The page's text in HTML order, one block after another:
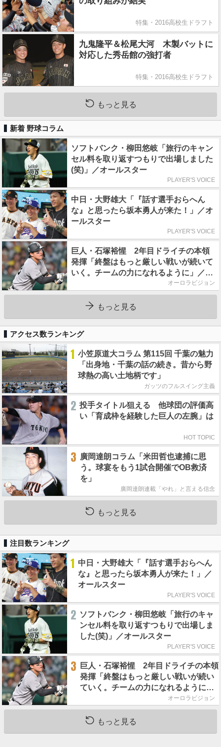
特集・2016高校生ドラフト
九鬼隆平＆松尾大河 木製バットに
対応した秀岳館の強打者
特集・2016高校生ドラフト
もっと見る
新着 野球コラム
ソフトバンク・柳田悠岐「旅行のキャン
セル料を取り返すつもりで出場しました
(笑)」／オールスター
PLAYER'S VOICE
中日・大野雄大「『話す選手おらへん
な』と思ったら坂本勇人が来た！」／オ
ールスター
PLAYER'S VOICE
巨人・石塚裕惺 2年目ドライチの本領
発揮「終盤はもっと厳しい戦いが続いて
いく。チームの力になれるように」／後
オーロラビジョン
もっと見る
アクセス数ランキング
1 小笠原道大コラム 第115回 千葉の魅力
「出身地・千葉の話の続き。昔から野
球熱の高い土地柄です」
ガッツのフルスイング主義
2 投手タイトル狙える 他球団の評価高
い「育成枠を経験した巨人の左腕」は
HOT TOPIC
3 廣岡達朗コラム「米田哲也逮捕に思
う。球宴をもう1試合開催でOB救済
を」
廣岡達朗連載「やれ」と言える信念
もっと見る
注目数ランキング
1 中日・大野雄大「『話す選手おらへん
な』と思ったら坂本勇人が来た！」／
オールスター
PLAYER'S VOICE
2 ソフトバンク・柳田悠岐「旅行のキャ
ンセル料を取り返すつもりで出場しま
した(笑)」／オールスター
PLAYER'S VOICE
3
巨人・石塚裕惺 2年目ドライチの本領
発揮「終盤はもっと厳しい戦いが続い
ていく。チームの力になれるように」
オーロラビジョン
もっと見る